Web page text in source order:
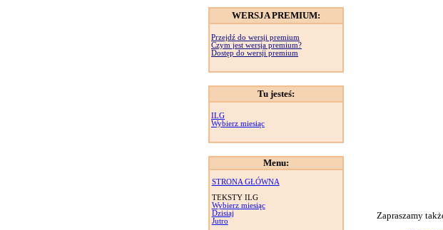
WERSJA PREMIUM:
Przejdź do wersji premium
Czym jest wersja premium?
Dostęp do wersji premium
Tu jesteś:
ILG
Wybierz miesiąc
Menu:
STRONA GŁÓWNA
TEKSTY ILG
Wybierz miesiąc
Dzisiaj
Jutro
Zapraszamy